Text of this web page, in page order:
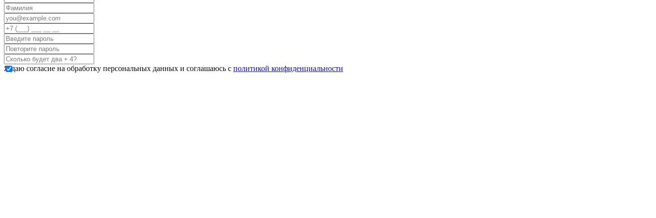
Я даю согласие на обработку персональных данных и соглашаюсь с политикой конфиденциальности